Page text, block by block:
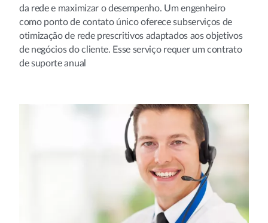
da rede e maximizar o desempenho. Um engenheiro
como ponto de contato único oferece subserviços de
otimização de rede prescritivos adaptados aos objetivos
de negócios do cliente. Esse serviço requer um contrato
de suporte anual